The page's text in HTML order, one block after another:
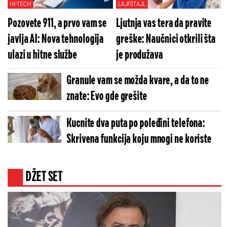
HI-TECH
Pozovete 911, a prvo vam se
javlja AI: Nova tehnologija
ulazi u hitne službe
LAJFSTAJL
Ljutnja vas tera da pravite
greške: Naučnici otkrili šta
je produžava
Granule vam se možda kvare, a da to ne
znate: Evo gde grešite
Kucnite dva puta po poleđini telefona:
Skrivena funkcija koju mnogi ne koriste
DŽET SET